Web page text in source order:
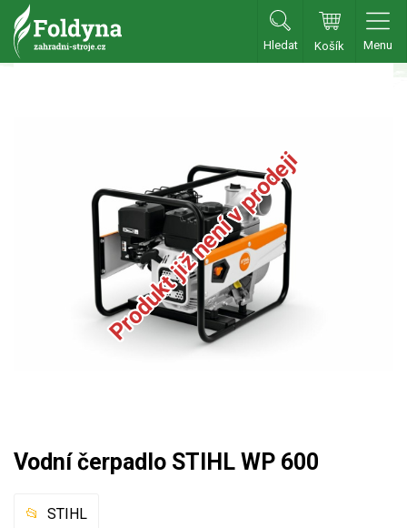
Hledat Košík Menu
Aku traktory
Příslušenství
Benzínové sekačkyProdukt již není v prodeji
Vodní čerpadlo STIHL WP 600
STIHL